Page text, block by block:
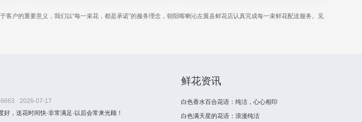
户的重要意义，我们以“每一束花，都是承诺”的服务理念，朝阳喀喇沁左翼县鲜花店认真完成每一束鲜花配送服务。见
2026-07-17
好，送花时间快·非常满足·以后会常来光顾！
鲜花资讯
白色香水百合花语：纯洁，心心相印
白色满天星的花语：浪漫纯洁